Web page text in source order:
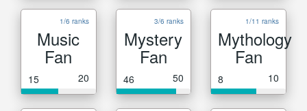
1/6 ranks
Music
Fan
15 20
3/6 ranks
Mystery
Fan
46 50
1/11 ranks
Mythology
Fan
8 10